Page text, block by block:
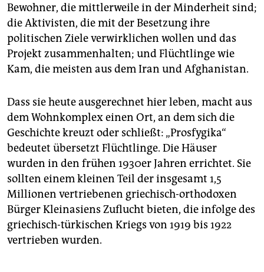
Bewohner, die mittlerweile in der Minderheit sind;
die Aktivisten, die mit der Besetzung ihre
politischen Ziele verwirklichen wollen und das
Projekt zusammenhalten; und Flüchtlinge wie
Kam, die meisten aus dem Iran und Afghanistan.
Dass sie heute ausgerechnet hier leben, macht aus
dem Wohnkomplex einen Ort, an dem sich die
Geschichte kreuzt oder schließt: „Prosfygika“
bedeutet übersetzt Flüchtlinge. Die Häuser
wurden in den frühen 1930er Jahren errichtet. Sie
sollten einem kleinen Teil der insgesamt 1,5
Millionen vertriebenen griechisch-orthodoxen
Bürger Kleinasiens Zuflucht bieten, die infolge des
griechisch-türkischen Kriegs von 1919 bis 1922
vertrieben wurden.